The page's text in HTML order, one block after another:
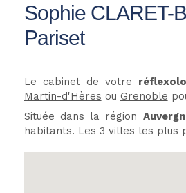
Sophie CLARET-
Pariset
Le cabinet de votre
Martin-d'Hères ou Grenoble
Située dans la région
habitants. Les 3 villes les plus